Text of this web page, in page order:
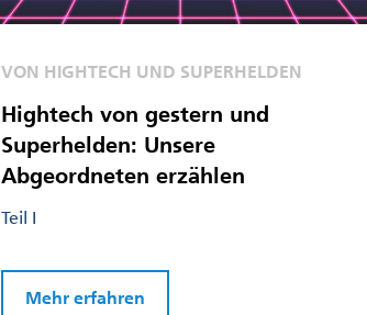
VON HIGHTECH UND SUPERHELDEN
Hightech von gestern und
Superhelden: Unsere
Abgeordneten erzählen
Teil I
Mehr erfahren